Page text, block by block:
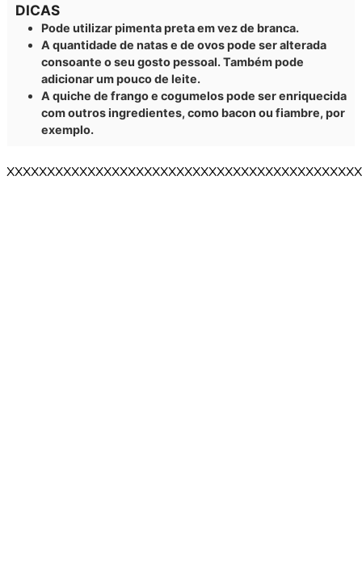
DICAS
Pode utilizar pimenta preta em vez de branca.
A quantidade de natas e de ovos pode ser alterada
consoante o seu gosto pessoal. Também pode
adicionar um pouco de leite.
A quiche de frango e cogumelos pode ser enriquecida
com outros ingredientes, como bacon ou fiambre, por
exemplo.